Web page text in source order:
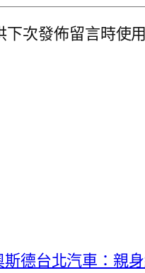
次發佈留言時使
斯德台北汽車：親